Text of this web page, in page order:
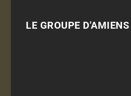
LE GROUPE D'AMIENS